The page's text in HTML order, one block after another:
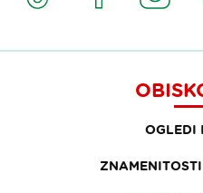
OGLEDI